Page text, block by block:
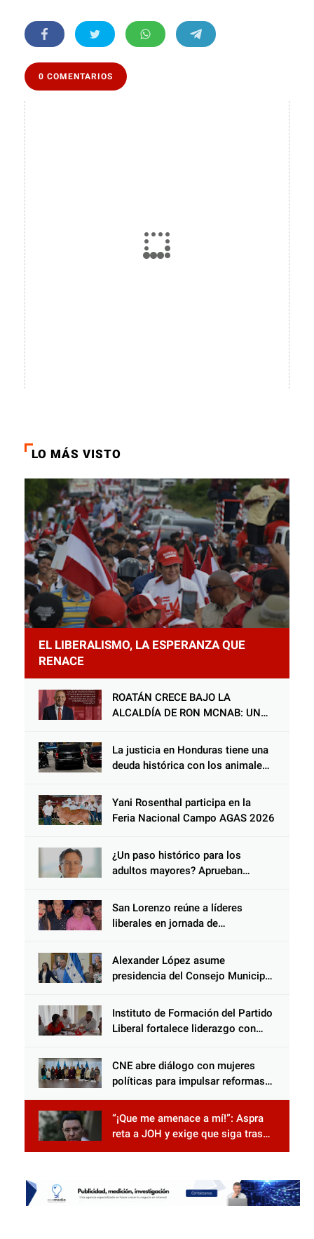
0 COMENTARIOS
LO MÁS VISTO
EL LIBERALISMO, LA ESPERANZA QUE
RENACE
ROATÁN CRECE BAJO LA
ALCALDÍA DE RON MCNAB: UN
COMUNIDAD Y DEL PARTIDO
LIBERAL
La justicia en Honduras tiene una
deuda histórica con los animales,
peso de la ley al responsable de
Choloma es consolidar un Estado
que protege al verdugo y
Yani Rosenthal participa en la
Feria Nacional Campo AGAS 2026
¿Un paso histórico para los
adultos mayores? Aprueban
Salomón Nazar para fortalecer su
protección en Honduras
San Lorenzo reúne a líderes
liberales en jornada de
Alexander López asume
presidencia del Consejo Municipal
Censo Nacional 2026
Instituto de Formación del Partido
Liberal fortalece liderazgo con
CNE abre diálogo con mujeres
políticas para impulsar reformas
“¡Que me amenace a mí!”: Aspra
reta a JOH y exige que siga tras